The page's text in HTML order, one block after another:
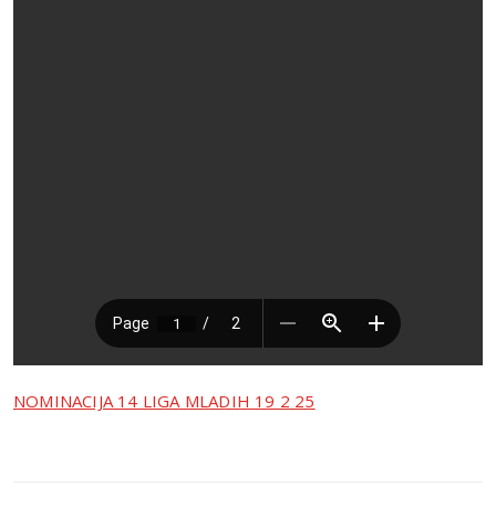
NOMINACIJA 14 LIGA MLADIH 19 2 25